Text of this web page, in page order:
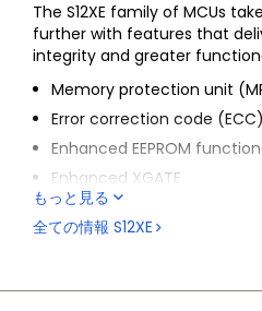
The S12XE family of MCUs
further with features that
integrity and greater
Memory protection unit
Error correction code (ECC)
Enhanced EEPROM
Enhanced XGATE
Frequency-modulated
Faster analog-to-digital
もっと見る
全ての情報 S12XE